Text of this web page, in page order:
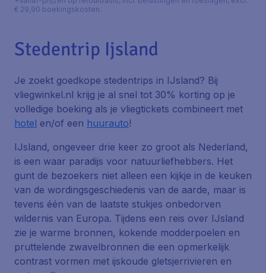
€ 29,90 boekingskosten.
Stedentrip Ijsland
Je zoekt goedkope stedentrips in IJsland? Bij
vliegwinkel.nl krijg je al snel tot 30% korting op je
volledige boeking als je vliegtickets combineert met
hotel en/of een huurauto!
IJsland, ongeveer drie keer zo groot als Nederland,
is een waar paradijs voor natuurliefhebbers. Het
gunt de bezoekers niet alleen een kijkje in de keuken
van de wordingsgeschiedenis van de aarde, maar is
tevens één van de laatste stukjes onbedorven
wildernis van Europa. Tijdens een reis over IJsland
zie je warme bronnen, kokende modderpoelen en
pruttelende zwavelbronnen die een opmerkelijk
contrast vormen met ijskoude gletsjerrivieren en